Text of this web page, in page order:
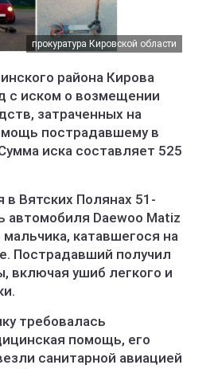
прокуратура Кировской области
района Кирова
с иском о возмещении
затраченных на
пострадавшему в
иска составляет 525
Вятских Полянах 51-
автомобиля Daewoo Matiz
катавшегося на
Пострадавший получил
включая ушиб легкого и
требовалась
помощь, его
санитарной авиацией